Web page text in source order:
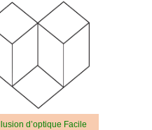
Illusion d’optique Facile